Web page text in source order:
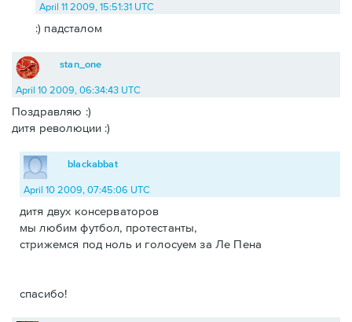
April 11 2009, 15:51:31 UTC
:) падсталом
stan_one
April 10 2009, 06:34:43 UTC
Поздравляю :)
дитя революции :)
blackabbat
April 10 2009, 07:45:06 UTC
дитя двух консерваторов
мы любим футбол, протестанты,
стрижемся под ноль и голосуем за Ле Пена
спасибо!